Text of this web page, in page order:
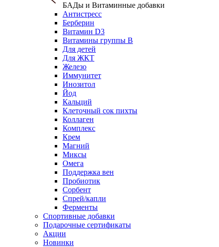
БАДы и Витаминные добавки
Антистресс
Берберин
Витамин D3
Витамины группы B
Для детей
Для ЖКТ
Железо
Иммунитет
Инозитол
Йод
Кальций
Клеточный сок пихты
Коллаген
Комплекс
Крем
Магний
Миксы
Омега
Поддержка вен
Пробиотик
Сорбент
Спрей/капли
Ферменты
Спортивные добавки
Подарочные сертификаты
Акции
Новинки